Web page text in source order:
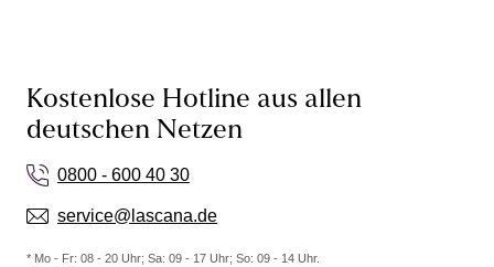
Kostenlose Hotline aus allen
deutschen Netzen
0800 - 600 40 30
service@lascana.de
* Mo - Fr: 08 - 20 Uhr; Sa: 09 - 17 Uhr; So: 09 - 14 Uhr.